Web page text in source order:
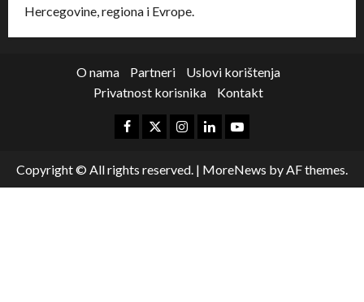
Hercegovine, regiona i Evrope.
O nama Partneri
Uslovi korištenja
Privatnost korisnika
Kontakt
Copyright © All rights reserved. | MoreNews by AF themes.